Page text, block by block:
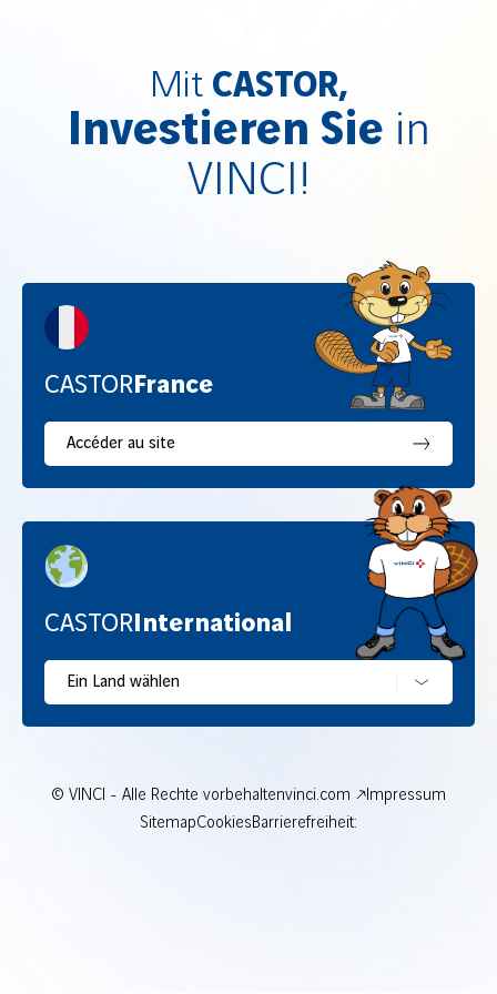
Mit CASTOR,
Investieren Sie in
VINCI!
CASTORFrance
Accéder au site
CASTORInternational
Ein Land wählen
© VINCI - Alle Rechte vorbehaltenvinci.com
Impressum
SitemapCookiesBarrierefreiheit: